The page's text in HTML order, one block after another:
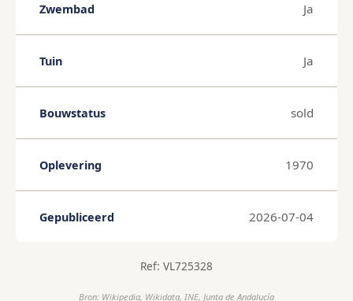
Zwembad Ja
Tuin Ja
Bouwstatus sold
Oplevering 1970
Gepubliceerd 2026-07-04
Ref: VL725328
Bron: Wikipedia, Wikidata, INE, Junta de Andalucía